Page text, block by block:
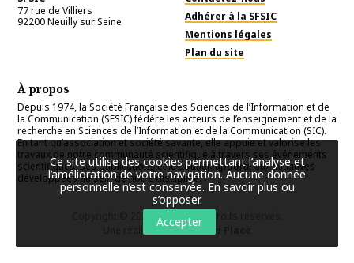
77 rue de Villiers
92200Neuilly sur Seine
Adhérer à la SFSIC
Mentions légales
Plan du site
À propos
Depuis 1974, la Société Française des Sciences de l’Information et de
la Communication (SFSIC) fédère les acteurs de l’enseignement et de la
recherche en Sciences de l’Information et de la Communication (SIC).
En tant qu’association et société savante, elle appuie et valorise les
travaux de notre communauté scientifique à travers ses événements
scientifiques, ses publications et le soutien apporté aux initiatives
développées au sein de notre discipline.
SFSIC
. Tous droits réservés.
Une réalisationPremière Place
Ce site utilise des cookies permettant l’analyse et
l’amélioration de votre navigation. Aucune donnée
personnelle n’est conservée. En savoir plus ou
s’opposer.
Accepter